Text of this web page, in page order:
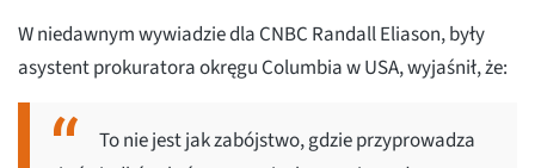
W niedawnym wywiadzie dla CNBC Randall Eliason, były
asystent prokuratora okręgu Columbia w USA, wyjaśnił, że:
To nie jest jak zabójstwo, gdzie przyprowadza